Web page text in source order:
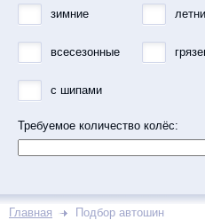
зимние
всесезонные
с шипами
Требуемое количество колёс:
Главная Подбор автошин